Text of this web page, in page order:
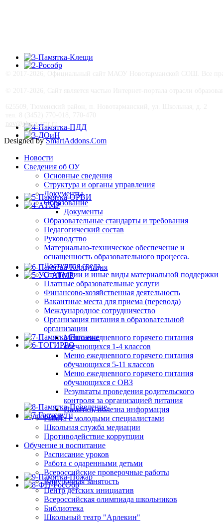
nov@obraz-tmr.ru
Designed bySmartAddons.Com
Новости
Сведения об ОУ
Основные сведения
Структура и органы управления
Документы
Образование
Документы
Образовательные стандарты и требования
Педагогический состав
Руководство
Материально-техническое обеспечение и
оснащенность образовательного процесса.
Доступная среда.
Стипендии и иные виды материальной поддержки
Платные образовательные услуги
Финансово-хозяйственная деятельность
Вакантные места для приема (перевода)
Международное сотрудничество
Организация питания в образовательной
организации
Меню ежедневного горячего питания
обучающихся 1-4 классов
Меню ежедневного горячего питания
обучающихся 5-11 классов
Меню ежедневного горячего питания
обучающихся с ОВЗ
Результаты проведения родительского
контроля за организацией питания
Памятки, полезна информация
Работа с молодыми специалистами
Школьная служба медиации
Противодействие коррупции
Обучение и воспитание
Расписание уроков
Работа с одаренными детьми
Всероссийские проверочные работы
Внеурочная занятость
Центр детских инициатив
Всероссийская олимпиада школьников
Библиотека
Школьный театр "Арлекин"